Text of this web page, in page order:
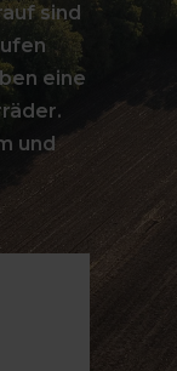
sind
eine
und